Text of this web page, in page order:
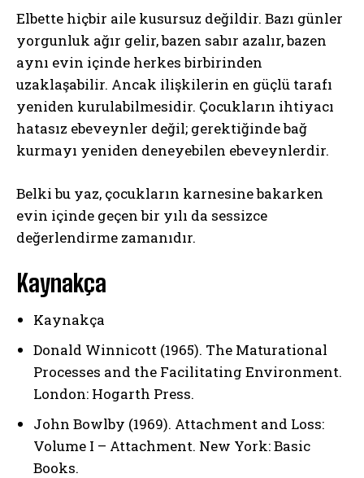
Elbette hiçbir aile kusursuz değildir. Bazı günler
yorgunluk ağır gelir, bazen sabır azalır, bazen
aynı evin içinde herkes birbirinden
uzaklaşabilir. Ancak ilişkilerin en güçlü tarafı
yeniden kurulabilmesidir. Çocukların ihtiyacı
hatasız ebeveynler değil; gerektiğinde bağ
kurmayı yeniden deneyebilen ebeveynlerdir.
Belki bu yaz, çocukların karnesine bakarken
evin içinde geçen bir yılı da sessizce
değerlendirme zamanıdır.
Kaynakça
Kaynakça
Donald Winnicott (1965). The Maturational
Processes and the Facilitating Environment.
London: Hogarth Press.
John Bowlby (1969). Attachment and Loss:
Volume I – Attachment. New York: Basic
Books.